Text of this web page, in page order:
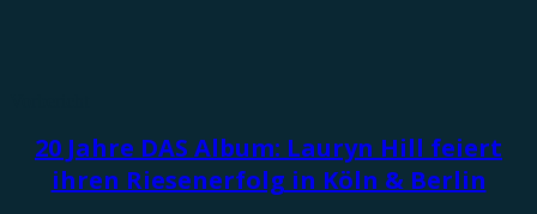
20 Jahre DAS Album: Lauryn Hill feiert
ihren Riesenerfolg in Köln & Berlin